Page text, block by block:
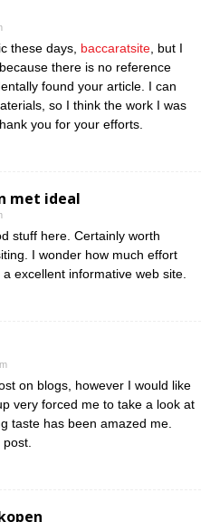
these days, baccaratsite, but I
there is no reference
found your article. I can
so I think the work I was
you for your efforts.
met ideal
stuff here. Certainly worth
I wonder how much effort
excellent informative web site.
on blogs, however I would like
very forced me to take a look at
taste has been amazed me.
post.